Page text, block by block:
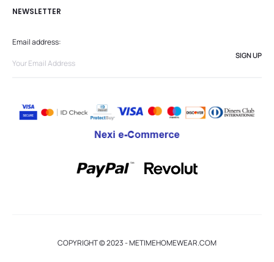
NEWSLETTER
Email address:
COPYRIGHT © 2023 - METIMEHOMEWEAR.COM